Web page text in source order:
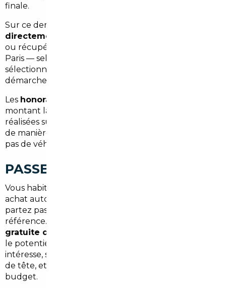
finale.
Sur ce dernier point, vous avez le choix :
directement à votre domicile à Bourg-la-Reine
ou récupération dans notre agence partenaire à
Paris — selon vos préférences et l'option
sélectionnée lors de votre commande. Aucune
démarche complexe ne repose sur vous.
Les honoraires démarrent à partir de 1 500 €
montant largement compensé par les économies
réalisées sur le prix d'achat. Chaque dossier est traité
de manière personnalisée : pas de formule standard,
pas de véhicule imposé.
PASSEZ À L'ACTION
Vous habitez Bourg-la-Reine et vous envisagez un
achat automobile dans les prochains mois ? Ne
partez pas du prix affiché en concession comme
référence. Contactez-nous pour une
gratuite de votre projet
le potentiel d'économies sur le modèle qui vous
intéresse, sans engagement. C'est rapide, sans prise
de tête, et ça peut changer significativement votre
budget.